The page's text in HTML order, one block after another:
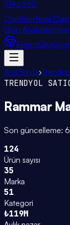
TPro360
ÖzelliklerNasıl
Ürün Analiz
EklentiGiriş
Ana Sayfa›
TRENDYOL
Rammar
Son güncelleme:
124
Ürün sayısı
35
Marka
51
Kategori
₺119M